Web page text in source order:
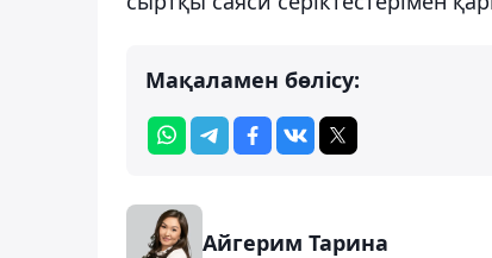
Мақаламен бөлісу:
Айгерим Тарина